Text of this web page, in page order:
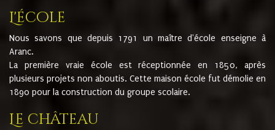
L'école
Nous savons que depuis 1791 un maître d'école enseigne à
Aranc.
La première vraie école est réceptionnée en 1850, après
plusieurs projets non aboutis. Cette maison école fut démolie en
1890 pour la construction du groupe scolaire.
Le château